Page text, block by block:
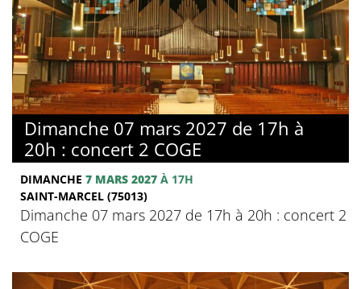
Dimanche 07 mars 2027 de 17h à
20h : concert 2 COGE
DIMANCHE 7 MARS 2027 À 17H
SAINT-MARCEL (75013)
Dimanche 07 mars 2027 de 17h à 20h : concert 2
COGE